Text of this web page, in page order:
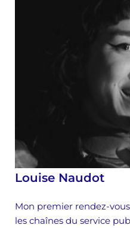
Louise Naudot
Mon premier rendez-
les chaînes du service